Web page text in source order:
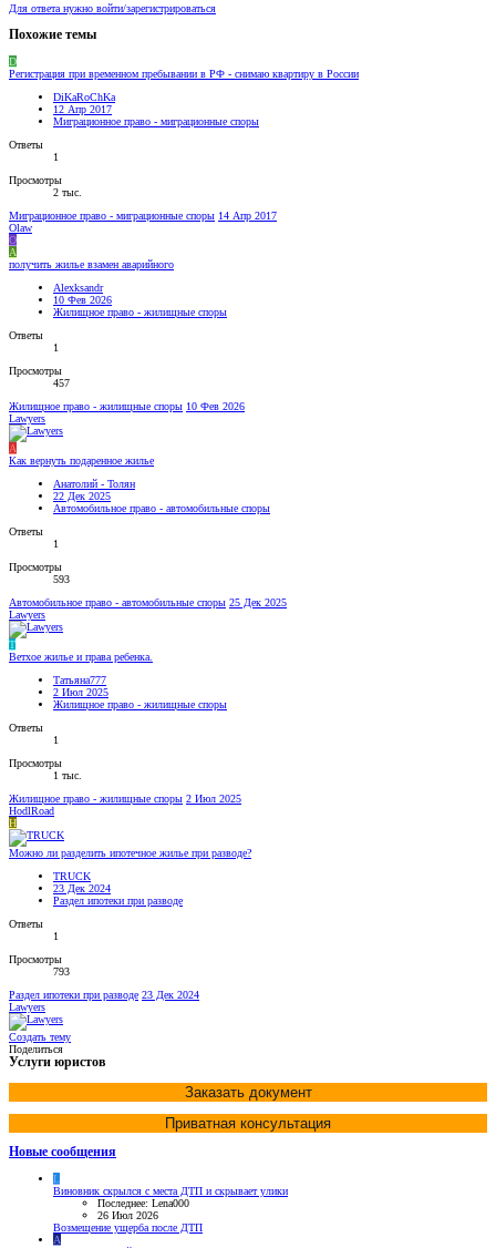
Для ответа нужно войти/зарегистрироваться
Похожие темы
D
Регистрация при временном пребывании в РФ - снимаю квартиру в России
DiKaRoChKa
12 Апр 2017
Миграционное право - миграционные споры
Ответы
1
Просмотры
2 тыс.
Миграционное право - миграционные споры 14 Апр 2017
Olaw
O
A
получить жилье взамен аварийного
Alexksandr
10 Фев 2026
Жилищное право - жилищные споры
Ответы
1
Просмотры
457
Жилищное право - жилищные споры 10 Фев 2026
Lawyers
А
Как вернуть подаренное жилье
Анатолий - Толян
22 Дек 2025
Автомобильное право - автомобильные споры
Ответы
1
Просмотры
593
Автомобильное право - автомобильные споры 25 Дек 2025
Lawyers
Т
Ветхое жилье и права ребенка.
Татьяна777
2 Июл 2025
Жилищное право - жилищные споры
Ответы
1
Просмотры
1 тыс.
Жилищное право - жилищные споры 2 Июл 2025
HodlRoad
H
Можно ли разделить ипотечное жилье при разводе?
TRUCK
23 Дек 2024
Раздел ипотеки при разводе
Ответы
1
Просмотры
793
Раздел ипотеки при разводе 23 Дек 2024
Lawyers
Создать тему
Поделиться
Услуги юристов
Заказать документ
Приватная консультация
Новые сообщения
L
Виновник скрылся с места ДТП и скрывает улики
Последнее: Lena000
26 Июл 2026
Возмещение ущерба после ДТП
A